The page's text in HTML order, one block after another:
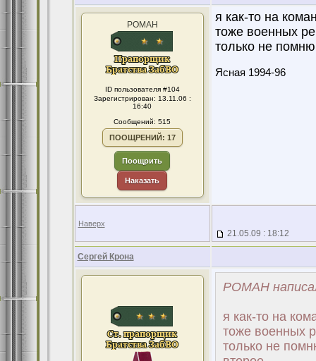
POMAH
ID пользователя #104
Зарегистрирован: 13.11.06 :
16:40
Сообщений: 515
ПООЩРЕНИЙ: 17
Поощрить
Наказать
я как-то на
тоже военных
только не
Ясная 1994-96
Наверх
21.05.09 : 18:12
Сергей Крона
POMAH
я как-то на
тоже военных
только не